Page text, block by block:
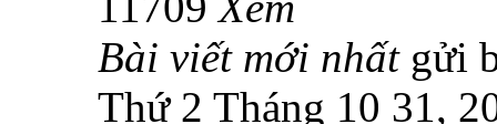
Bài viết mới nhất gửi
Thứ 2 Tháng 10 31,